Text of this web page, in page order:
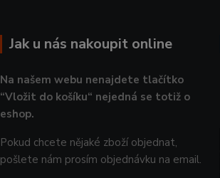
Jak u nás nakoupit online
Na našem webu nenajdete tlačítko
“Vložit do košíku“ nejedná se totiž o
eshop.
Pokud chcete nějaké zboží objednat,
pošlete nám prosím objednávku na email.